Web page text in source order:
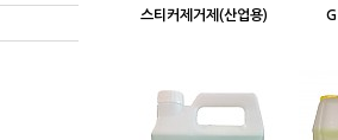
스티커제거제(산업용)